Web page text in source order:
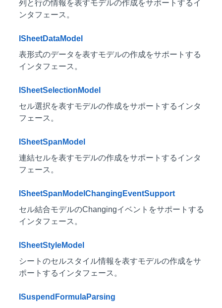
列と行の情報を表すモデルの作成をサポートするイ
ンタフェース。
ISheetDataModel
表形式のデータを表すモデルの作成をサポートする
インタフェース。
ISheetSelectionModel
セル選択を表すモデルの作成をサポートするインタ
フェース。
ISheetSpanModel
連結セルを表すモデルの作成をサポートするインタ
フェース。
ISheetSpanModelChangingEventSupport
セル結合モデルのChangingイベントをサポートする
インタフェース。
ISheetStyleModel
シートのセルスタイル情報を表すモデルの作成をサ
ポートするインタフェース。
ISuspendFormulaParsing